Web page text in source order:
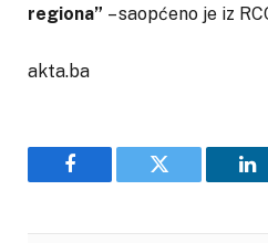
regiona” – saopćeno je iz
akta.ba
Facebook Twitter